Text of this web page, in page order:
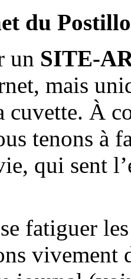
du
un SITE-
mais
cuvette. À
tenons à
qui sent
fatiguer
vivement